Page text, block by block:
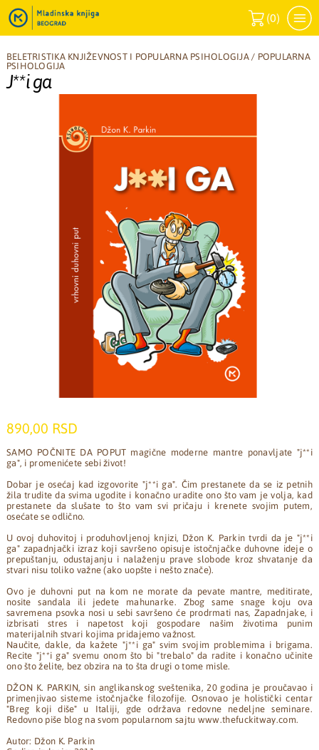
(0)
BELETRISTIKA KNJIŽEVNOST I POPULARNA PSIHOLOGIJA / POPULARNA
PSIHOLOGIJA
J**i ga
890,00 RSD
SAMO POČNITE DA POPUT magične moderne mantre ponavljate "j**i
ga", i promenićete sebi život!
Dobar je osećaj kad izgovorite "j**i ga". Čim prestanete da se iz petnih
žila trudite da svima ugodite i konačno uradite ono što vam je volja, kad
prestanete da slušate to što vam svi pričaju i krenete svojim putem,
osećate se odlično.
U ovoj duhovitoj i produhovljenoj knjizi, Džon K. Parkin tvrdi da je "j**i
ga" zapadnjački izraz koji savršeno opisuje istočnjačke duhovne ideje o
prepuštanju, odustajanju i nalaženju prave slobode kroz shvatanje da
stvari nisu toliko važne (ako uopšte i nešto znače).
Ovo je duhovni put na kom ne morate da pevate mantre, meditirate,
nosite sandala ili jedete mahunarke. Zbog same snage koju ova
savremena psovka nosi u sebi savršeno će prodrmati nas, Zapadnjake, i
izbrisati stres i napetost koji gospodare našim životima punim
materijalnih stvari kojima pridajemo važnost.
Naučite, dakle, da kažete "j**i ga" svim svojim problemima i brigama.
Recite "j**i ga" svemu onom što bi "trebalo" da radite i konačno učinite
ono što želite, bez obzira na to šta drugi o tome misle.
DŽON K. PARKIN, sin anglikanskog sveštenika, 20 godina je proučavao i
primenjivao sisteme istočnjačke filozofije. Osnovao je holistički centar
"Breg koji diše" u Italiji, gde održava redovne nedeljne seminare.
Redovno piše blog na svom popularnom sajtu www.thefuckitway.com.
Autor: Džon K. Parkin